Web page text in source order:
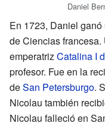
Daniel
En 1723, Daniel
de Ciencias
emperatrizCatalina I
profesor. Fue en la
deSan Petersburgo.
Nicolau también
Nicolau falleció en